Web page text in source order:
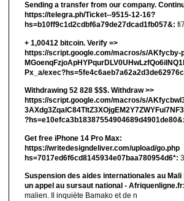
Sending a transfer from our company.
https://telegra.ph/Ticket--9515-12-16?
hs=b10ff9c1d2cdbf6a79de27dcad1fb057&:
+ 1,00412 bitсоin. Verify =>
https://script.google.com/macros/s/AKfycby-
Px_a/
Withdrawing 52 828 $$$. Withdrаw >>
https://script.google.com/macros/s/
?hs=e10efca3b18387554904689d4901de80&:
Get free iPhone 14 Pro Max:
https://writedesigndeliver.com/upload/go.php
hs=7017ed6f6cd8145934e07baa780954d6*:
Suspension des aides internationales au Mali
un appel au sursaut national - Afriquenligne.fr:
malien. Il inquiète Bamako et de n